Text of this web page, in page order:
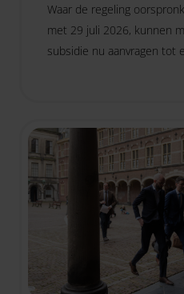
Waar de regeling
met 29 juli 2026, kunnen
subsidie nu aanvragen tot